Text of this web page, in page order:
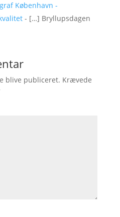
København -
- […] Bryllupsdagen
blive publiceret. Krævede